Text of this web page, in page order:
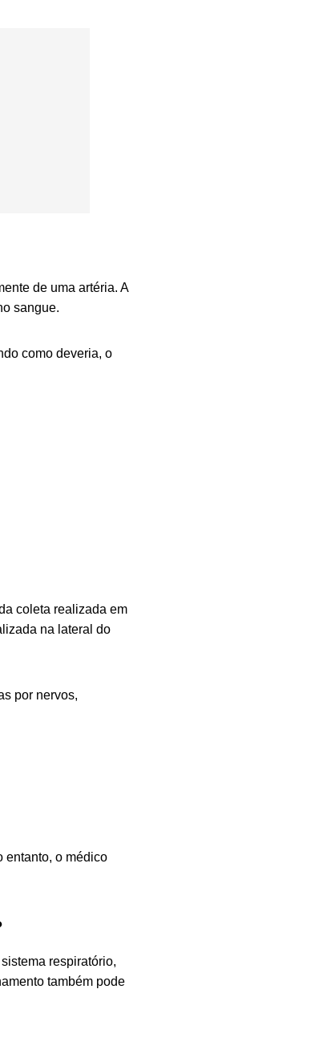
de uma artéria. A
sangue.
como deveria, o
coleta realizada em
na lateral do
por nervos,
entanto, o médico
respiratório,
também pode